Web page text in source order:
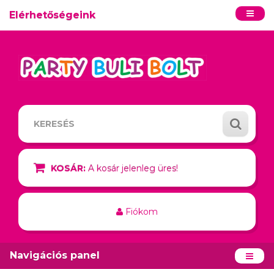
Elérhetőségeink
KOSÁR: A kosár jelenleg üres!
Fiókom
Navigációs panel